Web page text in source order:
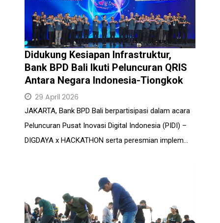
Didukung Kesiapan Infrastruktur,
Bank BPD Bali Ikuti Peluncuran QRIS
Antara Negara Indonesia-Tiongkok
29 April 2026
JAKARTA, Bank BPD Bali berpartisipasi dalam acara
Peluncuran Pusat Inovasi Digital Indonesia (PIDI) –
DIGDAYA x HACKATHON serta peresmian implem...